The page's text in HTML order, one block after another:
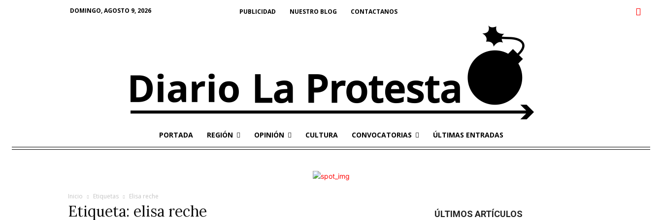
DOMINGO, AGOSTO 9, 2026 PUBLICIDAD NUESTRO BLOG CONTACTANOS
PORTADA REGIÓN OPINIÓN CULTURA CONVOCATORIAS ÚLTIMAS ENTRADAS
Inicio Etiquetas Elisa reche
Etiqueta: elisa reche ÚLTIMOS ARTÍCULOS